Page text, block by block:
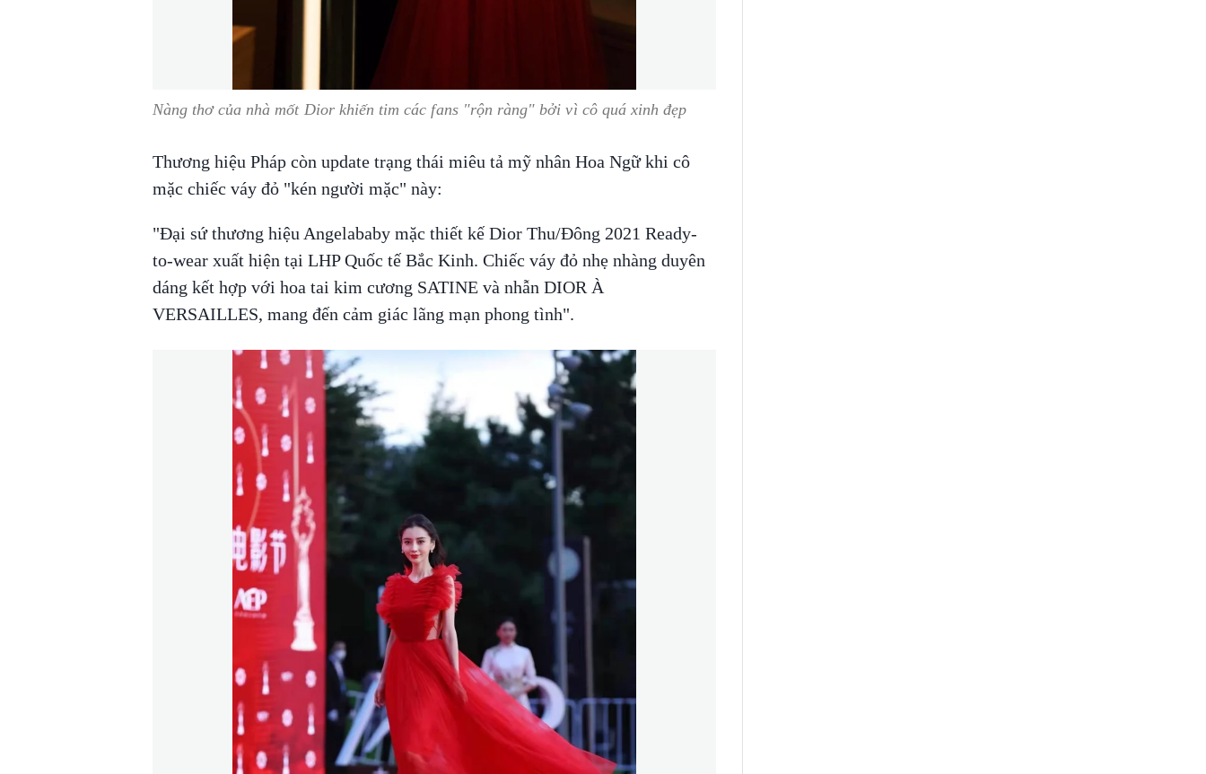
Nàng thơ của nhà mốt Dior khiến tim các fans "rộn ràng" bởi vì cô quá xinh đẹp
Thương hiệu Pháp còn update trạng thái miêu tả mỹ nhân Hoa Ngữ khi cô
mặc chiếc váy đỏ "kén người mặc" này:
"Đại sứ thương hiệu Angelababy mặc thiết kế Dior Thu/Đông 2021 Ready-
to-wear xuất hiện tại LHP Quốc tế Bắc Kinh. Chiếc váy đỏ nhẹ nhàng duyên
dáng kết hợp với hoa tai kim cương SATINE và nhẫn DIOR À
VERSAILLES, mang đến cảm giác lãng mạn phong tình".